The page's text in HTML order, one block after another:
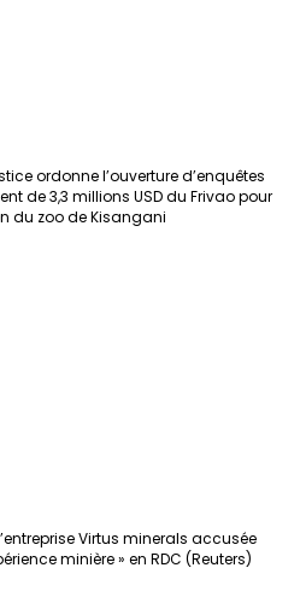
ordonne l’ouverture d’enquêtes
de 3,3 millions USD du Frivao pour
du zoo de Kisangani
Virtus minerals accusée
minière » en RDC (Reuters)